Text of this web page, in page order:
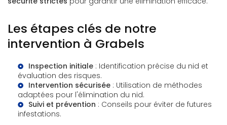
Les étapes clés de notre
intervention à Grabels
Inspection initiale : Identification précise du nid et
évaluation des risques.
Intervention sécurisée : Utilisation de méthodes
adaptées pour l'élimination du nid.
Suivi et prévention : Conseils pour éviter de futures
infestations.